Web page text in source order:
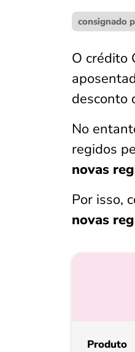
consignado
O crédito
desconto
No
regidos
novas
Por isso,
novas
Produto